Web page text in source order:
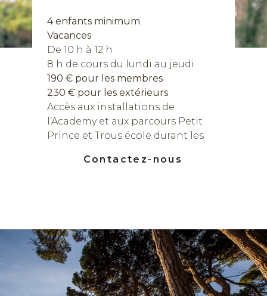
4 enfants minimum
Vacances
De 10 h à 12 h
8 h de cours du lundi au jeudi
190 € pour les membres
230 € pour les extérieurs
Accès aux installations de
l’Academy et aux parcours Petit
Prince et Trous école durant les
Contactez-nous